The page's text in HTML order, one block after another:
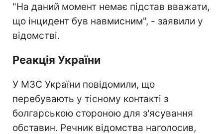
"На даний момент немає підстав вважати,
що інцидент був навмисним", - заявили у
відомстві.
Реакція України
У МЗС України повідомили, що
перебувають у тісному контакті з
болгарською стороною для з'ясування
обставин. Речник відомства наголосив,